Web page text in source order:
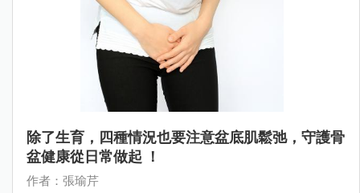
除了生育，四種情況也要注意盆底肌鬆弛，守護骨
盆健康從日常做起 ！
作者：張瑜芹